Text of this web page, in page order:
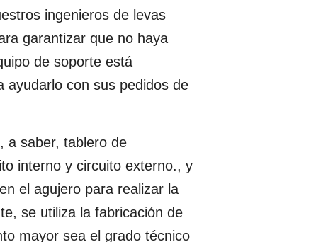
ingenieros de levas
garantizar que no haya
de soporte está
ayudarlo con sus pedidos de
a saber, tablero de
interno y circuito externo., y
el agujero para realizar la
se utiliza la fabricación de
mayor sea el grado técnico